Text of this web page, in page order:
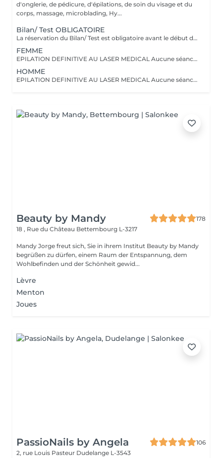
d'onglerie, de pédicure, d'épilations, de soin du visage et du
corps, massage, microblading, Hy...
Bilan/ Test OBLIGATOIRE
La réservation du Bilan/ Test est obligatoire avant le début d'un traitement laser. Veuillez venir à ce rendez vous non rasé(e) ni épilé(e) Il est réalisé une fois pour l'ensemble du corps. Le montant du bilan sera déduit de votre première séance. Un dossier est créé comprenant des renseignements nécessaires ainsi que les réglages effectués afin d'avoir un suivi parfait sur l'intégralité de vos séances. Il est impératif le jour du rendez vous de venir non-rasé(e) ou épilé(e) afin de procéder au plus juste à l'évaluation. Nous effectuerons un Flash Test avant de fixer les autres rendez vous. (CECI N'EST PAS UNE SEANCE MAIS UNIQUEMENT UN RENDEZ VOUS EXPLICATIF+TEST) En cas de toute n'hésitez pas à nous contacter au +27517878
FEMME
EPILATION DEFINITIVE AU LASER MEDICAL Aucune séance ne sera faite sans un RDV bilan/ test OBLIGATOIRE OFFRE PLUSIEURS ZONES ! 2 Zones = -20% (sur la zone la moins chère) 3 Zones = -30% (sur la zone la moins chère) 4 Zones = -40% (sur la zone la moins chère) L'épilation laser est une épilation définitive, réalisée avec un laser médical vous assurant un résultat optimal. Pour tout début de traitement merci de réserver un créneaux BILAN/ TEST. Nous nous réservons le droit de refuser/ annuler un rendez vous en cas de contre-indications ou de non-respect des règles pré-traitement. ; Pour tous renseignements merci de nous joindre au +27517878
HOMME
EPILATION DEFINITIVE AU LASER MEDICAL Aucune séance ne sera faite sans un RDV bilan/ test OBLIGATOIRE OFFRE PLUSIEURS ZONES ! 2 Zones = -20% (sur la zone la moins chère) 3 Zones = -30% (sur la zone la moins chère) L'épilation laser est une épilation définitive, réalisée avec un laser médical vous assurant un résultat optimal. Pour tout début de traitement merci de réserver un créneaux BILAN/ TEST. Nous nous réservons le droit de refuser/ annuler un rendez vous en cas de contre-indications ou de non-respect des règles pré-traitement. Pour tous renseignements merci de nous joindre au +27517878
Beauty by Mandy
178
18 , Rue du Château Bettembourg L-3217
Mandy Jorge freut sich, Sie in ihrem Institut Beauty by Mandy
begrüßen zu dürfen, einem Raum der Entspannung, dem
Wohlbefinden und der Schönheit gewid...
Lèvre
Menton
Joues
PassioNails by Angela
106
2, rue Louis Pasteur Dudelange L-3543